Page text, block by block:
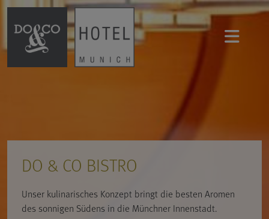
DO & CO BISTRO
Unser kulinarisches Konzept bringt die besten Aromen
des sonnigen Südens in die Münchner Innenstadt.